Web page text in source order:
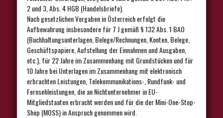
2 und 3, Abs. 4 HGB (Handelsbriefe).
Nach gesetzlichen Vorgaben in Österreich erfolgt die
Aufbewahrung insbesondere für 7 J gemäß § 132 Abs. 1 BAO
(Buchhaltungsunterlagen, Belege/Rechnungen, Konten, Belege,
Geschäftspapiere, Aufstellung der Einnahmen und Ausgaben,
etc.), für 22 Jahre im Zusammenhang mit Grundstücken und für
10 Jahre bei Unterlagen im Zusammenhang mit elektronisch
erbrachten Leistungen, Telekommunikations-, Rundfunk- und
Fernsehleistungen, die an Nichtunternehmer in EU-
Mitgliedstaaten erbracht werden und für die der Mini-One-Stop-
Shop (MOSS) in Anspruch genommen wird.